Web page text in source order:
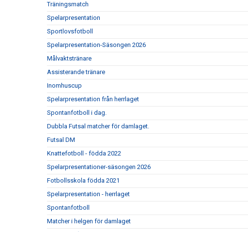
Träningsmatch
Spelarpresentation
Sportlovsfotboll
Spelarpresentation-Säsongen 2026
Målvaktstränare
Assisterande tränare
Inomhuscup
Spelarpresentation från herrlaget
Spontanfotboll i dag.
Dubbla Futsal matcher för damlaget.
Futsal DM
Knattefotboll - födda 2022
Spelarpresentationer-säsongen 2026
Fotbollsskola födda 2021
Spelarpresentation - herrlaget
Spontanfotboll
Matcher i helgen för damlaget